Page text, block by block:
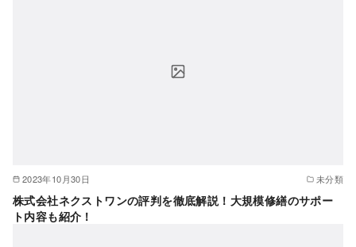
2023年10月30日 未分類
株式会社ネクストワンの評判を徹底解説！大規模修繕のサポー
ト内容も紹介！